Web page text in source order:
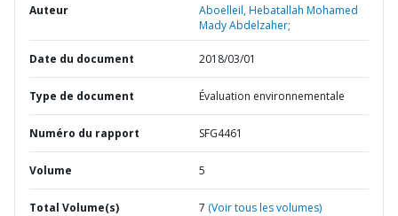
Auteur
Aboelleil, Hebatallah Mohamed
Mady Abdelzaher;
Date du document 2018/03/01
Type de document Évaluation environnementale
Numéro du rapport SFG4461
Volume 5
Total Volume(s) 7 (Voir tous les volumes)